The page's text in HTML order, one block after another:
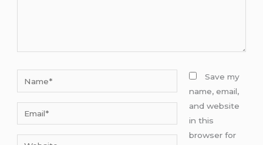
Website
Save my
name, email,
and website
in this
browser for